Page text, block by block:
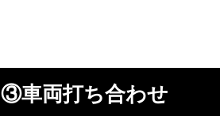
③車両打ち合わせ